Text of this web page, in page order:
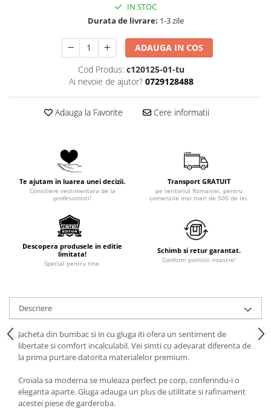
IN STOC
Durata de livrare: 1-3 zile
ADAUGA IN COS
Cod Produs: c120125-01-tu
Ai nevoie de ajutor? 0729128488
Adauga la Favorite Cere informatii
Te ajutam in luarea unei decizii.
Consiliere vestimentara de la
profesionisti!
Transport GRATUIT
pe teritoriul Romaniei, pentru
comenzile mai mari de 500 de lei.
Descopera produsele in editie
limitata!
Special pentru tine.
Schimb si retur garantat.
Conform politicii noastre!
Descriere
Jacheta din bumbac si in cu gluga iti ofera un sentiment de
libertate si comfort incalculabil. Vei simti cu adevarat diferenta de
la prima purtare datorita materialelor premium.
Croiala sa moderna se muleaza perfect pe corp, conferindu-i o
eleganta aparte. Gluga adauga un plus de utilitate si rafinament
acestei piese de garderoba.